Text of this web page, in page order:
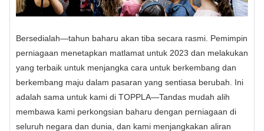
Bersedialah—tahun baharu akan tiba secara rasmi. Pemimpin
perniagaan menetapkan matlamat untuk 2023 dan melakukan
yang terbaik untuk menjangka cara untuk berkembang dan
berkembang maju dalam pasaran yang sentiasa berubah. Ini
adalah sama untuk kami di TOPPLA—Tandas mudah alih
membawa kami perkongsian baharu dengan perniagaan di
seluruh negara dan dunia, dan kami menjangkakan aliran